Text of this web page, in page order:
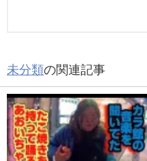
未分類の関連記事